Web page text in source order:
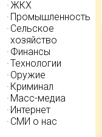
ЖКХ
Промышленность
Сельское
хозяйство
Финансы
Технологии
Оружие
Криминал
Масс-медиа
Интернет
СМИ о нас